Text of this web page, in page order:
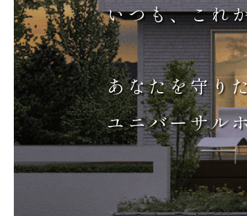
いつも、これ
あなたを守り
ユニバーサル